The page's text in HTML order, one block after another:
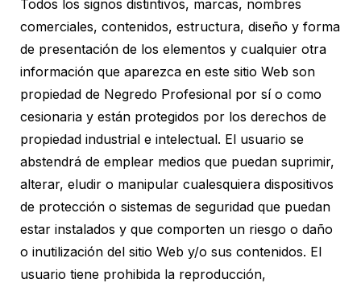
Todos los signos distintivos, marcas, nombres
comerciales, contenidos, estructura, diseño y forma
de presentación de los elementos y cualquier otra
información que aparezca en este sitio Web son
propiedad de Negredo Profesional por sí o como
cesionaria y están protegidos por los derechos de
propiedad industrial e intelectual. El usuario se
abstendrá de emplear medios que puedan suprimir,
alterar, eludir o manipular cualesquiera dispositivos
de protección o sistemas de seguridad que puedan
estar instalados y que comporten un riesgo o daño
o inutilización del sitio Web y/o sus contenidos. El
usuario tiene prohibida la reproducción,